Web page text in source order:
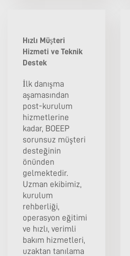
Hızlı Müşteri
Hizmeti ve Teknik
Destek
İlk danışma
aşamasından
post-kurulum
hizmetlerine
kadar, BOEEP
sorunsuz müşteri
desteğinin
önünden
gelmektedir.
Uzman ekibimiz,
kurulum
rehberliği,
operasyon eğitimi
ve hızlı, verimli
bakım hizmetleri,
uzaktan tanılama